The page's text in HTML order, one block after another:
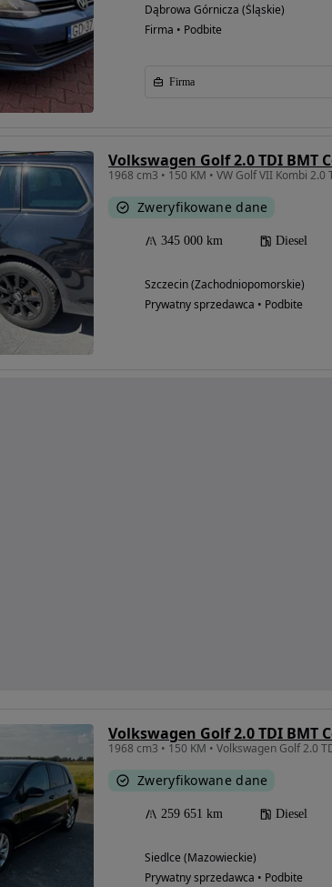
Dąbrowa Górnicza (Śląskie)
Firma • Podbite
Firma
Volkswagen Golf 2.0 TDI BMT
1968 cm3 • 150 KM • VW Golf VII Kombi
Zweryfikowane dane
345 000 km Diesel
Szczecin (Zachodniopomorskie)
Prywatny sprzedawca • Podbite
Volkswagen Golf 2.0 TDI BMT
1968 cm3 • 150 KM • Volkswagen Golf 2.0
Zweryfikowane dane
259 651 km Diesel
Siedlce (Mazowieckie)
Prywatny sprzedawca • Podbite